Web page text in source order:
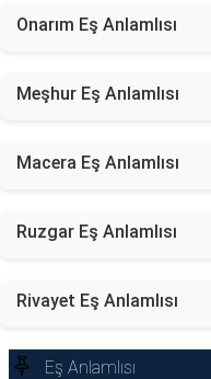
Onarım Eş Anlamlısı
Meşhur Eş Anlamlısı
Macera Eş Anlamlısı
Ruzgar Eş Anlamlısı
Rivayet Eş Anlamlısı
Eş Anlamlısı